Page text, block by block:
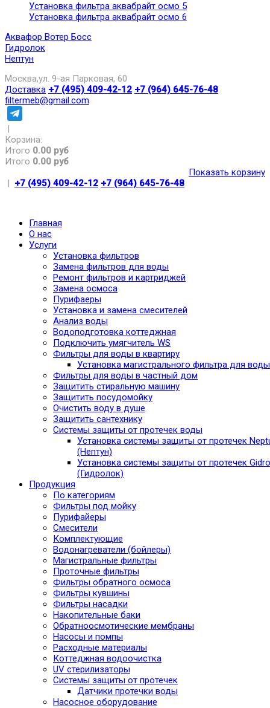
Установка фильтра аквабрайт осмо 5
Установка фильтра аквабрайт осмо 6
Аквафор Вотер Босс
Гидролок
Нептун
Москва,ул. 9-ая Парковая, 60
Доставка +7 (495) 409-42-12 +7 (964) 645-76-48
filtermeb@gmail.com
|
Корзина:
Итого 0.00 руб
Итого 0.00 руб
Показать корзину
| +7 (495) 409-42-12 +7 (964) 645-76-48
Главная
О нас
Услуги
Установка фильтров
Замена фильтров для воды
Ремонт фильтров и картриджей
Замена осмоса
Пурифаеры
Установка и замена смесителей
Анализ воды
Водоподготовка коттеджная
Подключить умягчитель WS
Фильтры для воды в квартиру
Установка магистрального фильтра для воды
Фильтры для воды в частный дом
Защитить стиральную машину
Защитить посудомойку
Очистить воду в душе
Защитить сантехнику
Системы защиты от протечек воды
Установка системы защиты от протечек
(Нептун)
Установка системы защиты от протечек
(Гидролок)
Продукция
По категориям
Фильтры под мойку
Пурифайеры
Смесители
Комплектующие
Водонагреватели (бойлеры)
Магистральные фильтры
Проточные фильтры
Фильтры обратного осмоса
Фильтры кувшины
Фильтры насадки
Накопительные баки
Обратноосмотические мембраны
Насосы и помпы
Расходные материалы
Коттеджная водоочистка
UV стерилизаторы
Системы защиты от протечек
Датчики протечки воды
Насосное оборудование